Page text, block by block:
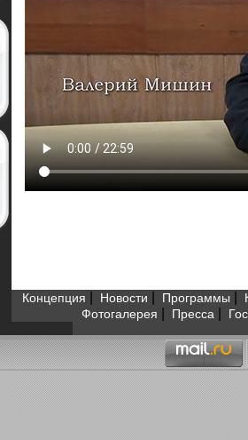
Концепция Новости Программы
Фотогалерея
Пресса